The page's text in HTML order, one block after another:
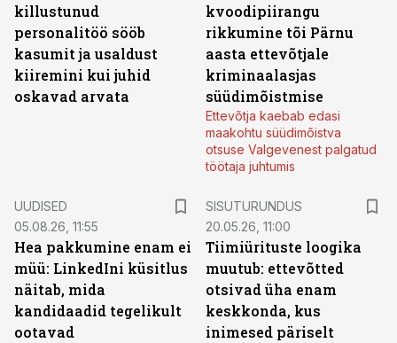
killustunud
personalitöö sööb
kasumit ja usaldust
kiiremini kui juhid
oskavad arvata
kvoodipiirangu
rikkumine tõi Pärnu
aasta ettevõtjale
kriminaalasjas
süüdimõistmise
Ettevõtja kaebab edasi
maakohtu süüdimõistva
otsuse Valgevenest palgatud
töötaja juhtumis
UUDISED
05.08.26, 11:55
Hea pakkumine enam ei
müü: LinkedIni küsitlus
näitab, mida
kandidaadid tegelikult
ootavad
SISUTURUNDUS
20.05.26, 11:00
Tiimiürituste loogika
muutub: ettevõtted
otsivad üha enam
keskkonda, kus
inimesed päriselt